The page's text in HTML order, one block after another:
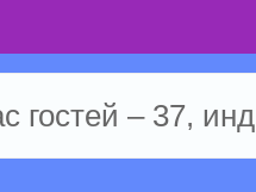
гостей – 37,